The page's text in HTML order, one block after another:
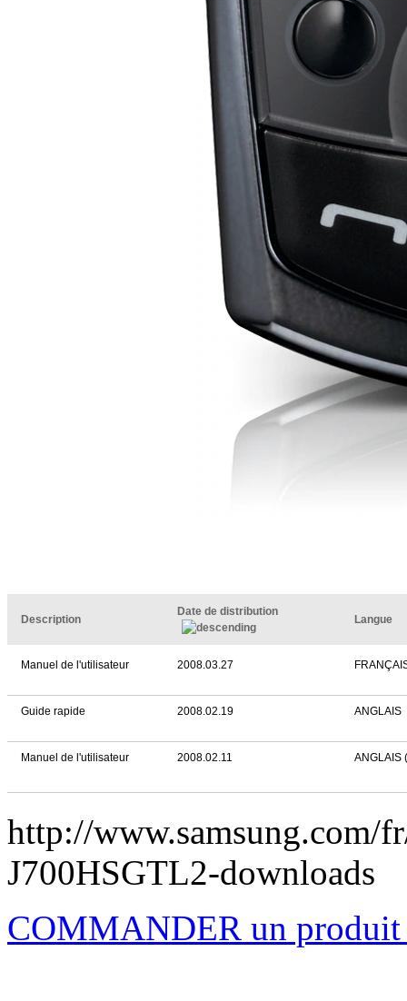
Description
Date de distribution
Langue
Manuel de l'utilisateur 2008.03.27
Guide rapide 2008.02.19 ANGLAIS
Manuel de l'utilisateur 2008.02.11 ANGLAIS
http://www.samsung.com/
J700HSGTL2-downloads
COMMANDER un